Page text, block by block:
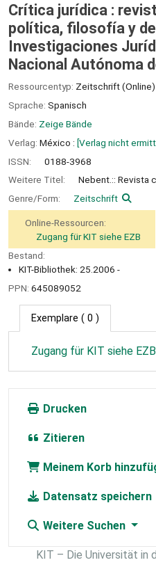
Crítica jurídica :
política, filosofía y
Investigaciones
Nacional Autónoma
Ressourcentyp: Zeitschrift (Online)
Sprache: Spanisch
Bände: Zeige Bände
Verlag: México : [Verlag nicht
ISSN:
0188-3968
Weitere Titel:
Nebent.:: Revista
Genre/Form:
Zeitschrift
Online-Ressourcen:
Zugang für KIT siehe EZB
Bestand:
KIT-Bibliothek: 25.2006 -
PPN: 645089052
Exemplare ( 0 )
Zugang für KIT siehe EZB
Drucken
Zitieren
Meinem Korb
Datensatz speichern
Weitere Suchen
KIT – Die Universität in